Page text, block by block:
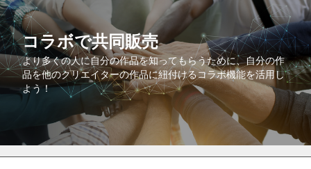
コラボで共同販売
より多くの人に自分の作品を知ってもらうために、自分の作
品を他のクリエイターの作品に紐付けるコラボ機能を活用し
よう！